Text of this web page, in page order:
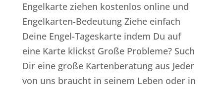
Engelkarte ziehen kostenlos online und
Engelkarten-Bedeutung Ziehe einfach
Deine Engel-Tageskarte indem Du auf
eine Karte klickst Große Probleme? Such
Dir eine große Kartenberatung aus Jeder
von uns braucht in seinem Leben oder in